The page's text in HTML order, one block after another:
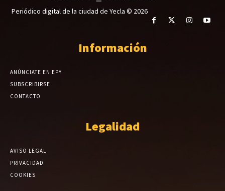
Periódico digital de la ciudad de Yecla © 2026
Información
ANÚNCIATE EN EPY
SUBSCRIBIRSE
CONTACTO
Legalidad
AVISO LEGAL
PRIVACIDAD
COOKIES